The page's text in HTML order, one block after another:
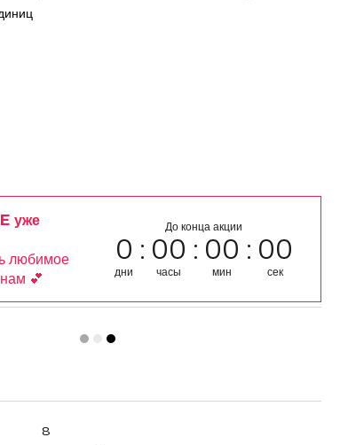
уже
любимое
💕
До конца акции
0
дни
00
часы
00
мин
00
сек
8